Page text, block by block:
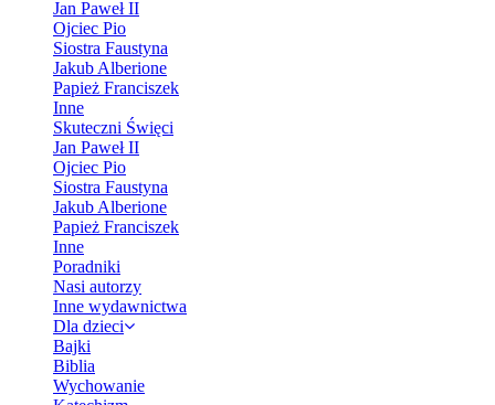
Jan Paweł II
Ojciec Pio
Siostra Faustyna
Jakub Alberione
Papież Franciszek
Inne
Skuteczni Święci
Jan Paweł II
Ojciec Pio
Siostra Faustyna
Jakub Alberione
Papież Franciszek
Inne
Poradniki
Nasi autorzy
Inne wydawnictwa
Dla dzieci
Bajki
Biblia
Wychowanie